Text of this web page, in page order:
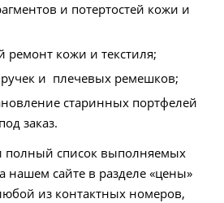
и потертостей кожи и
ремонт кожи и текстиля;
ручек и плечевых ремешков;
старинных портфелей
заказ.
полный список выполняемых
нашем сайте в разделе «цены»
из контактных номеров,